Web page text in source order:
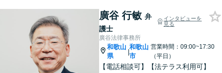
廣谷 行敏 弁
護士
インタビューを
見る
廣谷法律事務所
和歌山
県
|
和歌山
市
営業時間：09:00~17:30
（平日）
【電話相談可】【法テラス利用可】